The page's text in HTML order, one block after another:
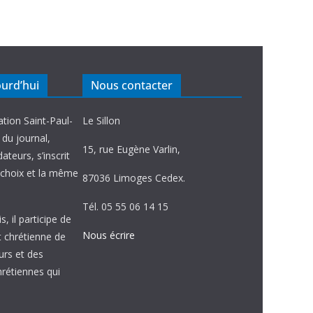
Saint-Paul-
journal,
s’inscrit
et la même
il participe de
chrétienne de
et des
qui
Nous contacter
Le Sillon
15, rue Eugène Varlin,
87036 Limoges Cedex.
Tél. 05 55 06 14 15
Nous écrire